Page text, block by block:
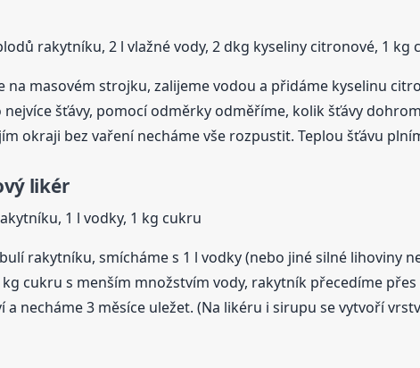
rakytníku, 2 l vlažné vody, 2 dkg kyseliny citronové, 1 kg
na masovém strojku, zalijeme vodou a přidáme kyselinu
nejvíce šťávy, pomocí odměrky odměříme, kolik šťávy
okraji bez vaření necháme vše rozpustit. Teplou šťávu
likér
1 l vodky, 1 kg cukru
rakytníku, smícháme s 1 l vodky (nebo jiné silné lihoviny
cukru s menším množstvím vody, rakytník přecedíme
a necháme 3 měsíce uležet. (Na likéru i sirupu se vytvoří